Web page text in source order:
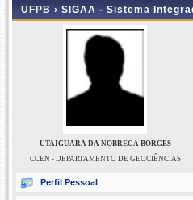
UFPB › SIGAA - Sistema
UTAIGUARA DA NOBREGA BORGES
CCEN - DEPARTAMENTO DE GEOCIÊNCIAS
Perfil Pessoal